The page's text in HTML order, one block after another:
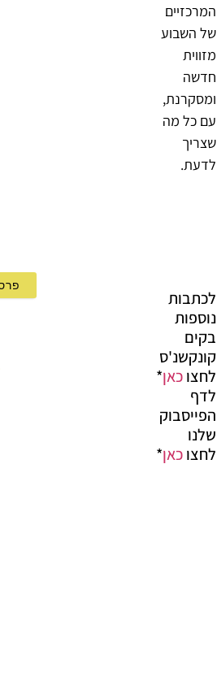
המרכזיים
של השבוע
מזווית
חדשה
ומסקרנת,
עם כל מה
שצריך
לדעת.
לכתבות
נוספות
בקים
קונקשנ'ס
לחצוכאן*
לדף
הפייסבוק
שלנו
לחצוכאן*